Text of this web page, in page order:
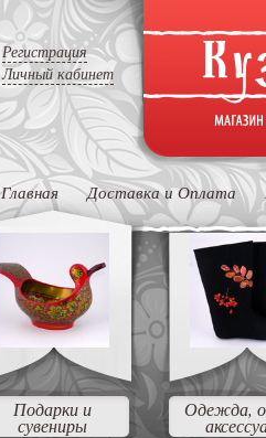
Регистрация
Личный кабинет
Главная Доставка и Оплата
Подарки и
сувениры
Одежда,